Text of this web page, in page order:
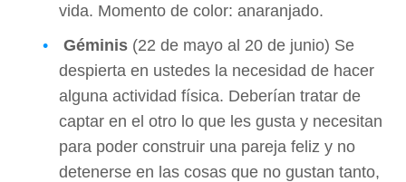
vida. Momento de color: anaranjado.
Géminis (22 de mayo al 20 de junio) Se
despierta en ustedes la necesidad de hacer
alguna actividad física. Deberían tratar de
captar en el otro lo que les gusta y necesitan
para poder construir una pareja feliz y no
detenerse en las cosas que no gustan tanto,